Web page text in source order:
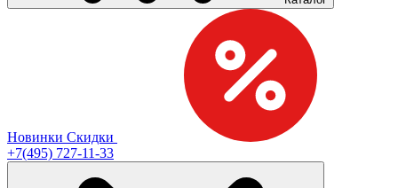
Новинки Скидки
+7(495) 727-11-33